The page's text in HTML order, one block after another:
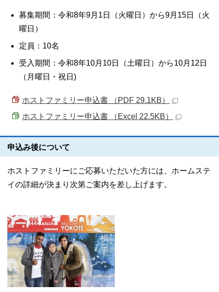
募集期間：令和8年9月1日（火曜日）から9月15日（火
曜日）
定員：10名
受入期間：令和8年10月10日（土曜日）から10月12日
（月曜日・祝日)
ホストファミリー申込書 （PDF 29.1KB）
ホストファミリー申込書 （Excel 22.5KB）
申込み後について
ホストファミリーにご応募いただいた方には、ホームステ
イの詳細が決まり次第ご案内を差し上げます。